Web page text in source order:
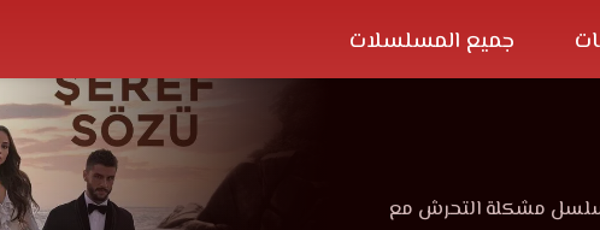
جميع المسلسلات
مشكلة التحرش مع